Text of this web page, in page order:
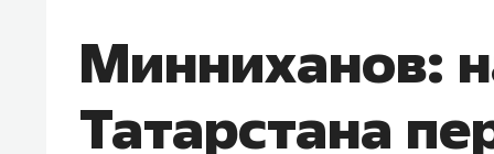
Минниханов:
Татарстана
правил, бизнес может
потерять минимум